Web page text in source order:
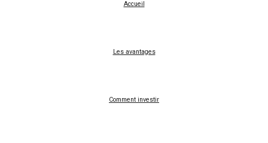
Accueil
Les avantages
Comment investir